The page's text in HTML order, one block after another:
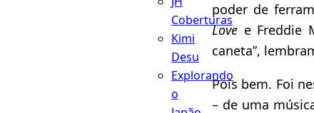
Coberturas
Kimi
Desu
Explorando
o
poder de
Love e Freddie
caneta”,
Pois bem. Foi
– de uma